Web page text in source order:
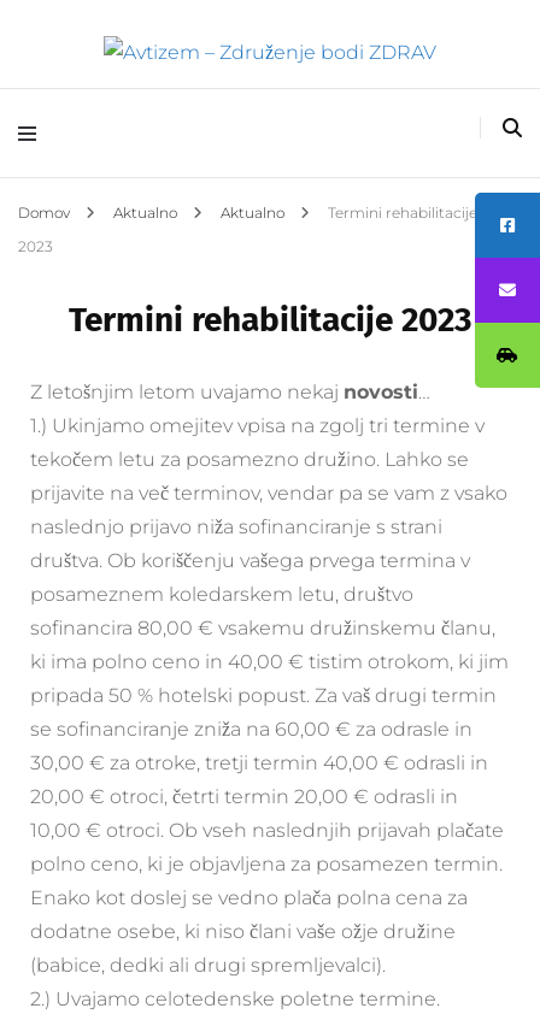
Avtizem – Združenje
bodi ZDRAV
Domov Aktualno Aktualno
Termini rehabilitacije
2023
Termini rehabilitacije 2023
Z letošnjim letom uvajamo nekaj novosti…
1.) Ukinjamo omejitev vpisa na zgolj tri termine v
tekočem letu za posamezno družino. Lahko se
prijavite na več terminov, vendar pa se vam z vsako
naslednjo prijavo niža sofinanciranje s strani
društva. Ob koriščenju vašega prvega termina v
posameznem koledarskem letu, društvo
sofinancira 80,00 € vsakemu družinskemu članu,
ki ima polno ceno in 40,00 € tistim otrokom, ki jim
pripada 50 % hotelski popust. Za vaš drugi termin
se sofinanciranje zniža na 60,00 € za odrasle in
30,00 € za otroke, tretji termin 40,00 € odrasli in
20,00 € otroci, četrti termin 20,00 € odrasli in
10,00 € otroci. Ob vseh naslednjih prijavah plačate
polno ceno, ki je objavljena za posamezen termin.
Enako kot doslej se vedno plača polna cena za
dodatne osebe, ki niso člani vaše ožje družine
(babice, dedki ali drugi spremljevalci).
2.) Uvajamo celotedenske poletne termine.